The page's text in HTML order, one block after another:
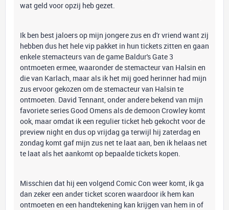
wat geld voor opzij heb gezet.
Ik ben best jaloers op mijn jongere zus en d'r vriend want zij
hebben dus het hele vip pakket in hun tickets zitten en gaan
enkele stemacteurs van de game Baldur's Gate 3
ontmoeten ermee, waaronder de stemacteur van Halsin en
die van Karlach, maar als ik het mij goed herinner had mijn
zus ervoor gekozen om de stemacteur van Halsin te
ontmoeten. David Tennant, onder andere bekend van mijn
favoriete series Good Omens als de demoon Crowley komt
ook, maar omdat ik een regulier ticket heb gekocht voor de
preview night en dus op vrijdag ga terwijl hij zaterdag en
zondag komt gaf mijn zus net te laat aan, ben ik helaas net
te laat als het aankomt op bepaalde tickets kopen.
Misschien dat hij een volgend Comic Con weer komt, ik ga
dan zeker een ander ticket scoren waardoor ik hem kan
ontmoeten en een handtekening kan krijgen van hem in of